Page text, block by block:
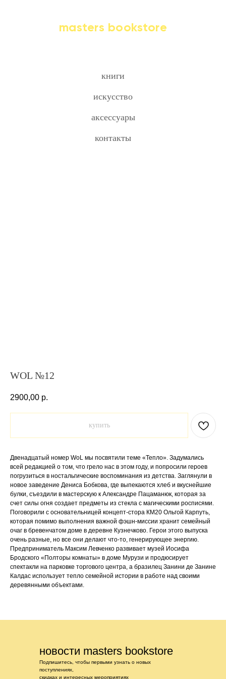
masters bookstore
книги
искусство
аксессуары
контакты
WOL №12
2900,00 р.
купить
Двенадцатый номер WoL мы посвятили теме «Тепло». Задумались
всей редакцией о том, что грело нас в этом году, и попросили героев
погрузиться в ностальгические воспоминания из детства. Заглянули в
новое заведение Дениса Бобкова, где выпекаются хлеб и вкуснейшие
булки, съездили в мастерскую к Александре Пацаманюк, которая за
счет силы огня создает предметы из стекла с магическими росписями.
Поговорили с основательницей концепт-стора КМ20 Ольгой Карпуть,
которая помимо выполнения важной фэшн-миссии хранит cемейный
очаг в бревенчатом доме в деревне Кузнечково. Герои этого выпуска
очень разные, но все они делают что-то, генерирующее энергию.
Предприниматель Максим Левченко развивает музей Иосифа
Бродского «Полторы комнаты» в доме Мурузи и продюсирует
спектакли на парковке торгового центра, а бразилец Занини де Занине
Калдас использует тепло семейной истории в работе над своими
деревянными объектами.
новости masters bookstore
Подпишитесь, чтобы первыми узнать о новых
поступлениях,
скидках и интересных мероприятиях